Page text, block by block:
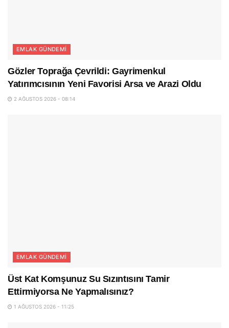
EMLAK GÜNDEMI
Gözler Toprağa Çevrildi: Gayrimenkul
Yatırımcısının Yeni Favorisi Arsa ve Arazi Oldu
2 AĞUSTOS 2026 - 08:14
EMLAK GÜNDEMI
Üst Kat Komşunuz Su Sızıntısını Tamir
Ettirmiyorsa Ne Yapmalısınız?
1 AĞUSTOS 2026 - 11:25